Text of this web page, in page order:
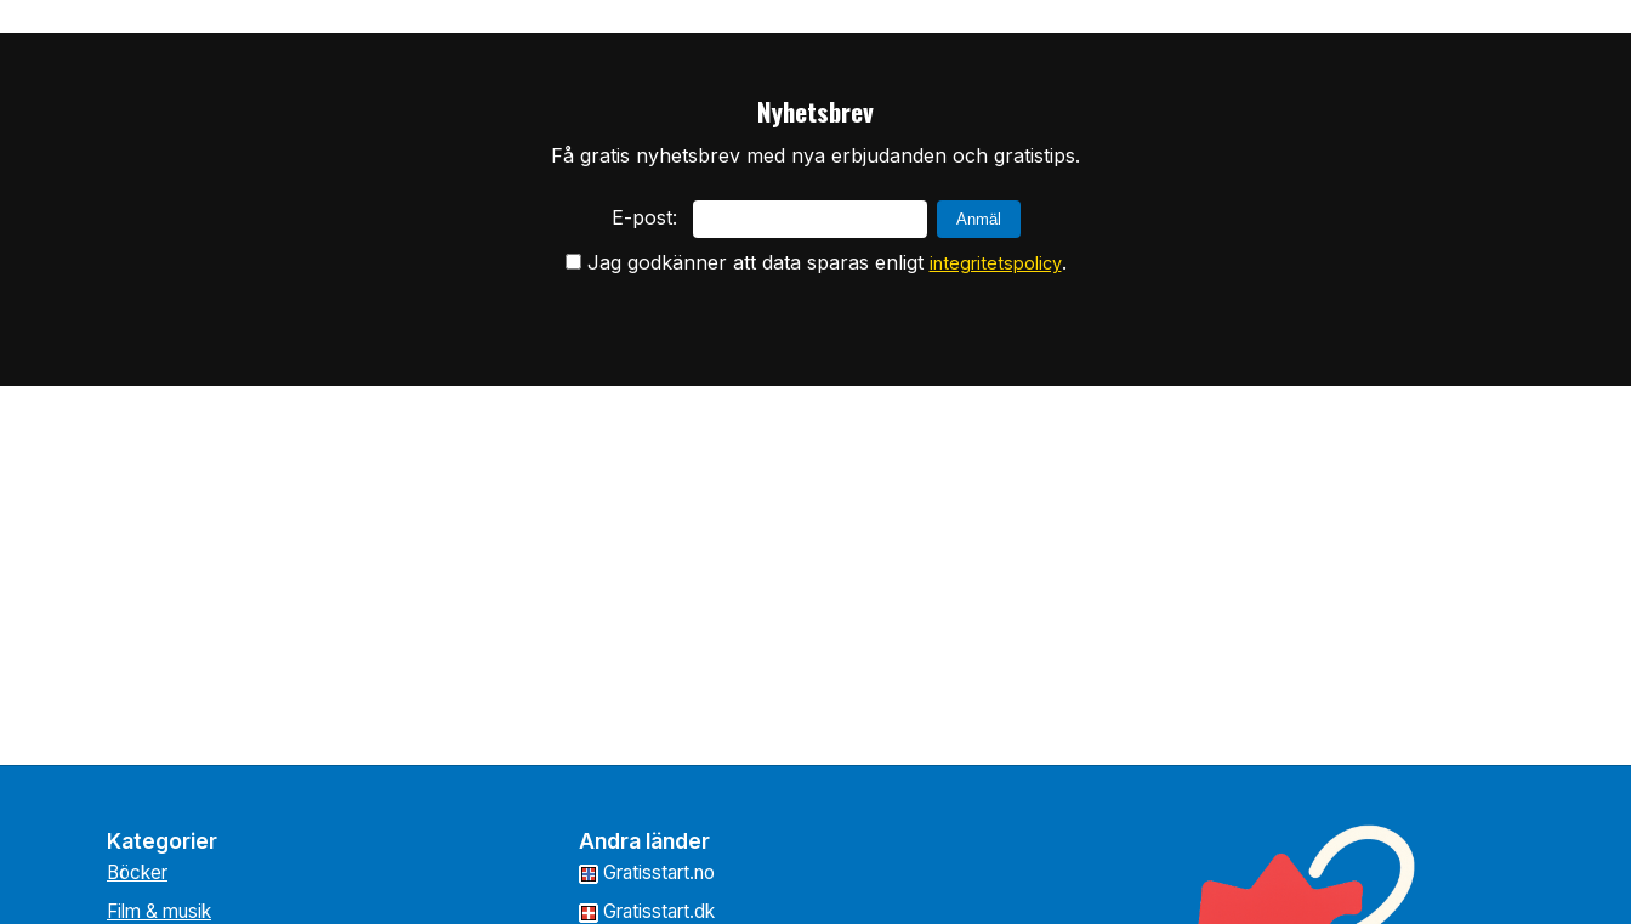
Nyhetsbrev
Få gratis nyhetsbrev med nya erbjudanden och gratistips.
E-post:
Jag godkänner att data sparas enligt integritetspolicy.
Kategorier
Böcker
Film & musik
Andra länder
Gratisstart.no
Gratisstart.dk